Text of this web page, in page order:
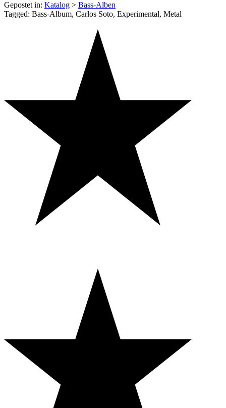
Gepostet in: Katalog > Bass-Alben
Tagged: Bass-Album, Carlos Soto, Experimental, Metal